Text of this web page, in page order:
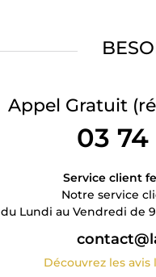
Appel Gratuit
03
Service client
Notre service
du Lundi au Vendredi de
Découvrez les